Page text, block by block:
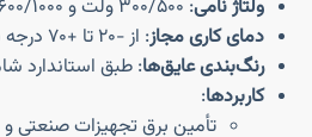
ولتاژ نامی: ۳۰۰/۵۰۰ ولت و ۶۰۰/۱۰۰۰ ولت بسته به استاندارد تولید
دمای کاری مجاز: از -۲۰ تا +۷۰ درجه سانتی‌گراد
رنگ‌بندی عایق‌ها: طبق استاندارد
کاربردها:
تأمین برق تجهیزات صنعتی